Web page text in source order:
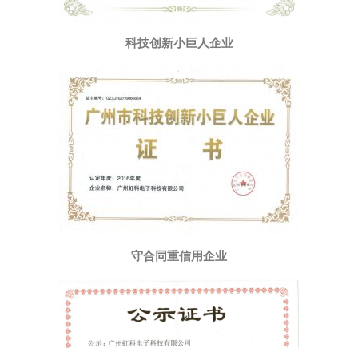
科技创新小巨人企业
守合同重信用企业